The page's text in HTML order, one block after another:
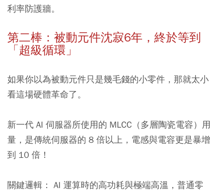
利率防護牆。
第二棒：被動元件沈寂6年，終於等到
「超級循環」
如果你以為被動元件只是幾毛錢的小零件，那就太小
看這場硬體革命了。
新一代 AI 伺服器所使用的 MLCC（多層陶瓷電容）用
量，是傳統伺服器的 8 倍以上，電感與電容更是暴增
到 10 倍！
關鍵邏輯： AI 運算時的高功耗與極端高溫，普通零